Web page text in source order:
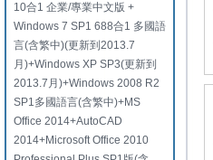
10合1 企業/專業中文版 +
Windows 7 SP1 688合1 多國語
言(含繁中)(更新到2013.7
月)+Windows XP SP3(更新到
2013.7月)+Windows 2008 R2
SP1多國語言(含繁中)+MS
Office 2014+AutoCAD
2014+Microsoft Office 2010